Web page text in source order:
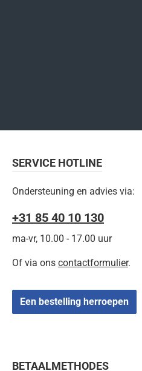
SERVICE HOTLINE
Ondersteuning en advies via:
+31 85 40 10 130
ma-vr, 10.00 - 17.00 uur
Of via ons contactformulier.
Een bestelling herroepen
BETAALMETHODES